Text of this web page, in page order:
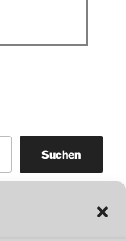
Suchen